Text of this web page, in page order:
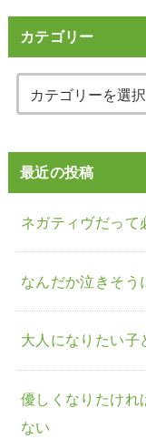
カテゴリー
最近の投稿
ネガティヴだって
なんだか泣きそう
大人になりたい子
優しくなりたけれ
ない